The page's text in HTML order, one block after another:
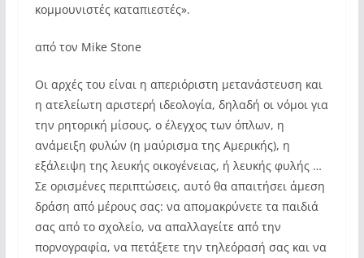
κομμουνιστές καταπιεστές».
από τον Mike Stone
Οι αρχές του είναι η απεριόριστη μετανάστευση και
η ατελείωτη αριστερή ιδεολογία, δηλαδή οι νόμοι για
την ρητορική μίσους, ο έλεγχος των όπλων, η
ανάμειξη φυλών (η μαύρισμα της Αμερικής), η
εξάλειψη της λευκής οικογένειας, ή λευκής φυλής …
Σε ορισμένες περιπτώσεις, αυτό θα απαιτήσει άμεση
δράση από μέρους σας: να απομακρύνετε τα παιδιά
σας από το σχολείο, να απαλλαγείτε από την
πορνογραφία, να πετάξετε την τηλεόρασή σας και να